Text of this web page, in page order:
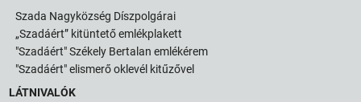
Szada Nagyközség Díszpolgárai
„Szadáért” kitüntető emlékplakett
"Szadáért" Székely Bertalan emlékérem
"Szadáért" elismerő oklevél kitűzővel
LÁTNIVALÓK